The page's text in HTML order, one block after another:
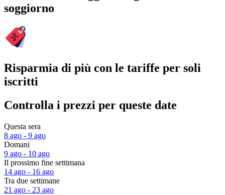
soggiorno
Risparmia di più con le tariffe per soli
iscritti
Controlla i prezzi per queste date
Questa sera
8 ago - 9 ago
Domani
9 ago - 10 ago
Il prossimo fine settimana
14 ago - 16 ago
Tra due settimane
21 ago - 23 ago